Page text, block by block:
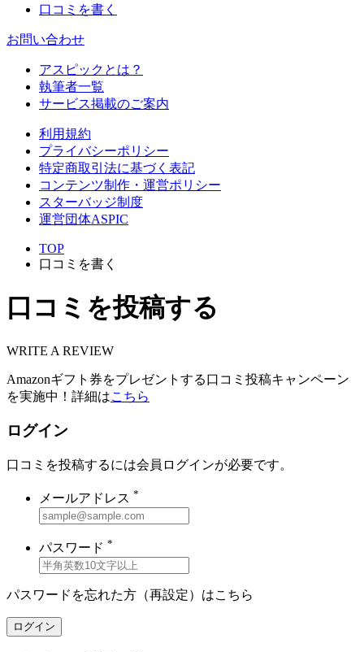
口コミを書く
お問い合わせ
アスピックとは？
執筆者一覧
サービス掲載のご案内
利用規約
プライバシーポリシー
特定商取引法に基づく表記
コンテンツ制作・運営ポリシー
スターバッジ制度
運営団体ASPIC
TOP
口コミを書く
口コミを投稿する
WRITE A REVIEW
Amazonギフト券をプレゼントする口コミ投稿キャンペーン
を実施中！詳細はこちら
ログイン
口コミを投稿するには会員ログインが必要です。
メールアドレス *
パスワード *
パスワードを忘れた方（再設定）はこちら
ログイン